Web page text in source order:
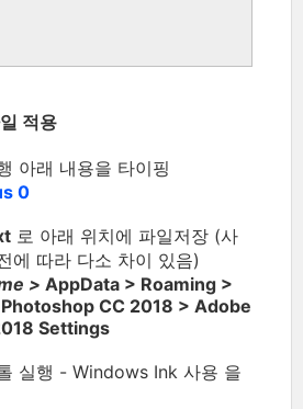
적용
아래 내용을 타이핑
0
로 아래 위치에 파일저장 (사
에 따라 다소 차이 있음)
> AppData > Roaming >
CC 2018 > Adobe
Settings
실행 - Windows Ink 사용 을